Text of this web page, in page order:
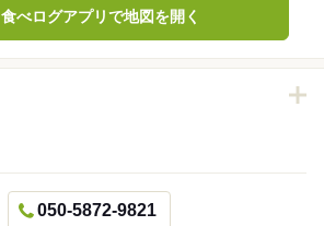
食べログアプリで地図を開く
050-5872-9821